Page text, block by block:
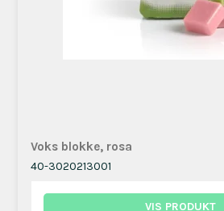
Voks blokke, rosa
40-3020213001
VIS PRODUKT